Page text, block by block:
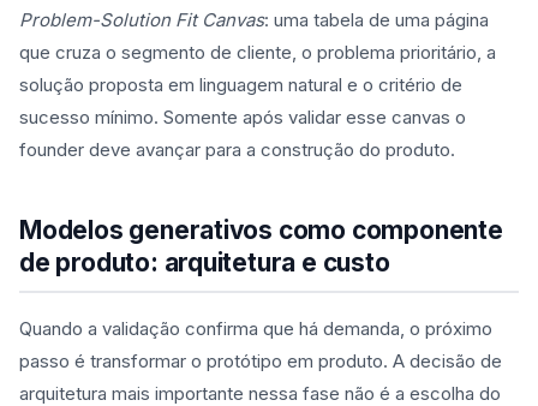
Problem-Solution Fit Canvas: uma tabela de uma página
que cruza o segmento de cliente, o problema prioritário, a
solução proposta em linguagem natural e o critério de
sucesso mínimo. Somente após validar esse canvas o
founder deve avançar para a construção do produto.
Modelos generativos como componente
de produto: arquitetura e custo
Quando a validação confirma que há demanda, o próximo
passo é transformar o protótipo em produto. A decisão de
arquitetura mais importante nessa fase não é a escolha do